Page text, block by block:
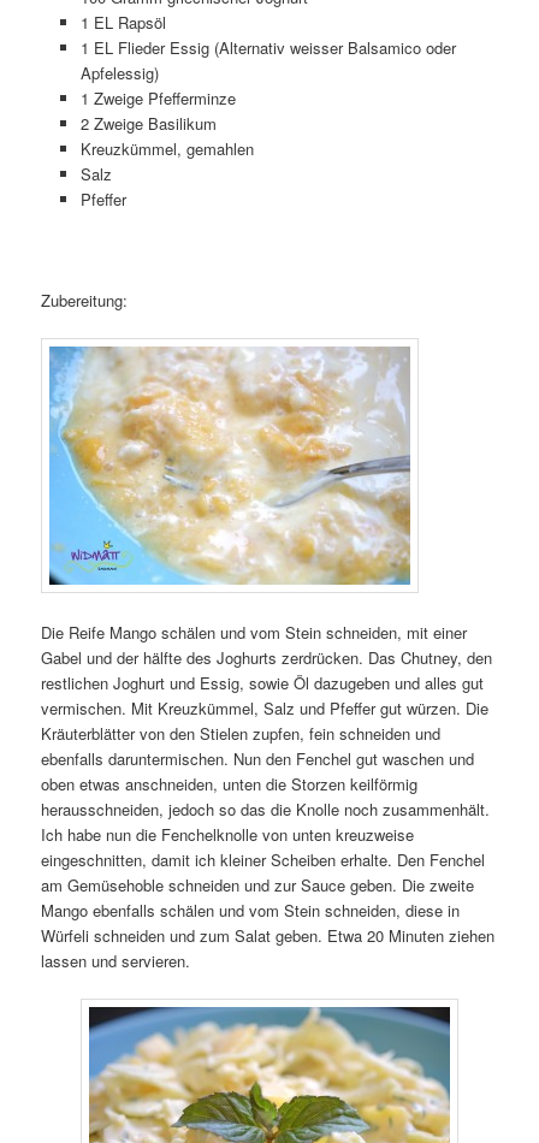
1 EL Rapsöl
1 EL Flieder Essig (Alternativ weisser Balsamico oder
Apfelessig)
1 Zweige Pfefferminze
2 Zweige Basilikum
Kreuzkümmel, gemahlen
Salz
Pfeffer
Zubereitung:
Die Reife Mango schälen und vom Stein schneiden, mit einer
Gabel und der hälfte des Joghurts zerdrücken. Das Chutney, den
restlichen Joghurt und Essig, sowie Öl dazugeben und alles gut
vermischen. Mit Kreuzkümmel, Salz und Pfeffer gut würzen. Die
Kräuterblätter von den Stielen zupfen, fein schneiden und
ebenfalls daruntermischen. Nun den Fenchel gut waschen und
oben etwas anschneiden, unten die Storzen keilförmig
herausschneiden, jedoch so das die Knolle noch zusammenhält.
Ich habe nun die Fenchelknolle von unten kreuzweise
eingeschnitten, damit ich kleiner Scheiben erhalte. Den Fenchel
am Gemüsehoble schneiden und zur Sauce geben. Die zweite
Mango ebenfalls schälen und vom Stein schneiden, diese in
Würfeli schneiden und zum Salat geben. Etwa 20 Minuten ziehen
lassen und servieren.